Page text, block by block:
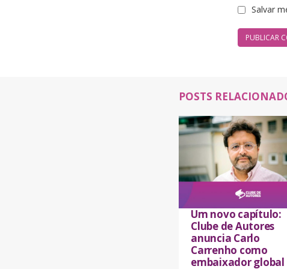
Salvar
POSTS
Um novo capítulo:
Clube de Autores
anuncia Carlo
Carrenho como
embaixador global